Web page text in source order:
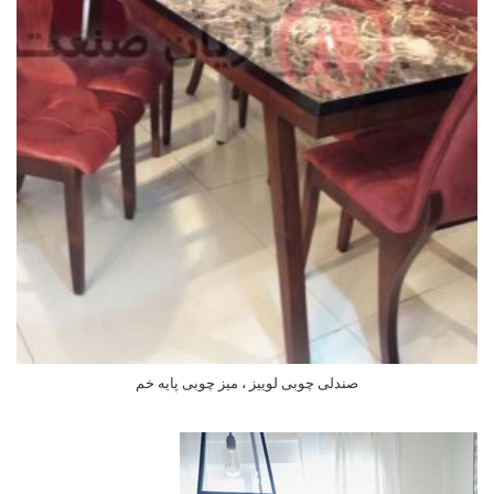
صندلی چوبی لوییز ، میز چوبی پایه خم
اطلاعات بیشتر